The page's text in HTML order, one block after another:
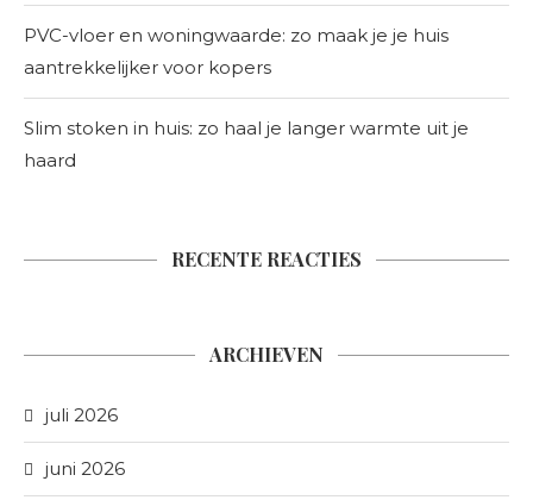
PVC-vloer en woningwaarde: zo maak je je huis
aantrekkelijker voor kopers
Slim stoken in huis: zo haal je langer warmte uit je
haard
RECENTE REACTIES
ARCHIEVEN
juli 2026
juni 2026